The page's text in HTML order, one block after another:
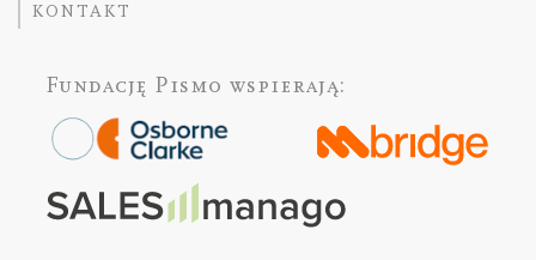
KONTAKT
Fundację Pismo wspierają: